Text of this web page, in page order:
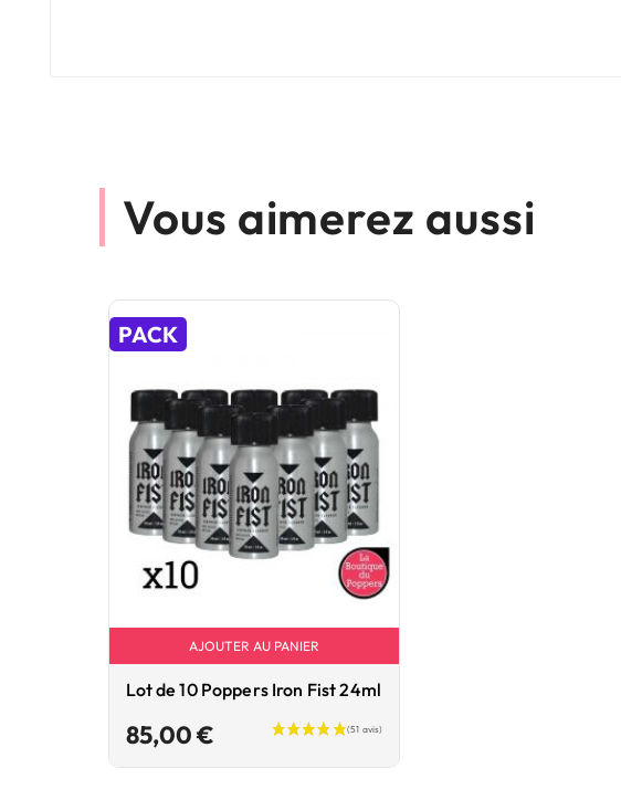
Vous aimerez aussi
PACK
AJOUTER AU PANIER
Lot de 10 Poppers Iron Fist 24ml
85,00 €